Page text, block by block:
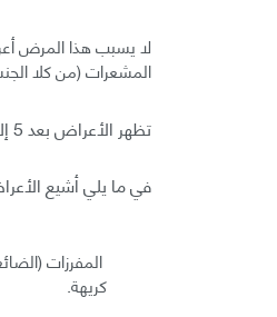
المشعرات (من كلا الجنسين) و85% من النساء المصابات من
تظهر الأعراض بعد 5 إلى 28 يومًا بعد الإصابة بالعدوى بالرغم من أن بعض الحالات تستغرق وقتًا أطول.
في ما يلي أشيع
المفرزات
كريهة.